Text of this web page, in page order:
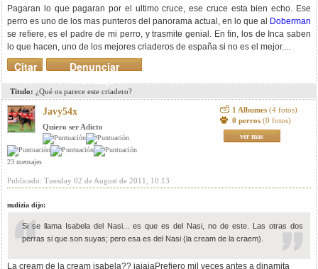
Pagaran lo que pagaran por el ultimo cruce, ese cruce esta bien echo. Ese
perro es uno de los mas punteros del panorama actual, en lo que al Doberman
se refiere, es el padre de mi perro, y trasmite genial. En fin, los de Inca saben
lo que hacen, uno de los mejores criaderos de españa si no es el mejor....
Denunciar
mensaje
Citar
Titulo: ¿Qué os parece este criadero?
Javy54x
Quiero ser Adicto
23 mensajes
1 Albumes (4 fotos)
0 perros (0 fotos)
ver mas
Publicado: Tuesday 02 de August de 2011, 10:13
malizia dijo:
Si se llama Isabela del Nasi... es que es del Nasi, no de este. Las otras dos
perras si que son suyas; pero esa es del Nasi (la cream de la craem).
La cream de la cream isabela?? jajajaPrefiero mil veces antes a dinamita